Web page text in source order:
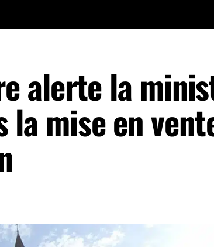
alerte la
mise en